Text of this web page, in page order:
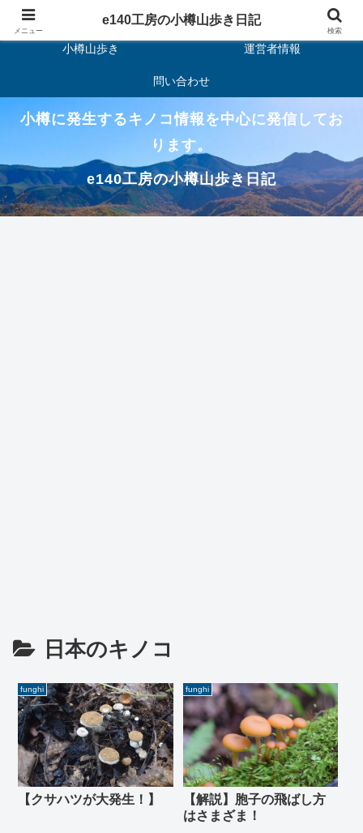
小樽に発生するキノコ情報を中心に発信してお
ります。
e140工房の小樽山歩き日記
ホーム キノコ
小樽山歩き 運営者情報
問い合わせ
日本のキノコ
funghi
【クサハツが大発生！】
funghi
【解説】胞子の飛ばし方
はさまざま！
メニュー
e140工房の小樽山歩き日記
検索